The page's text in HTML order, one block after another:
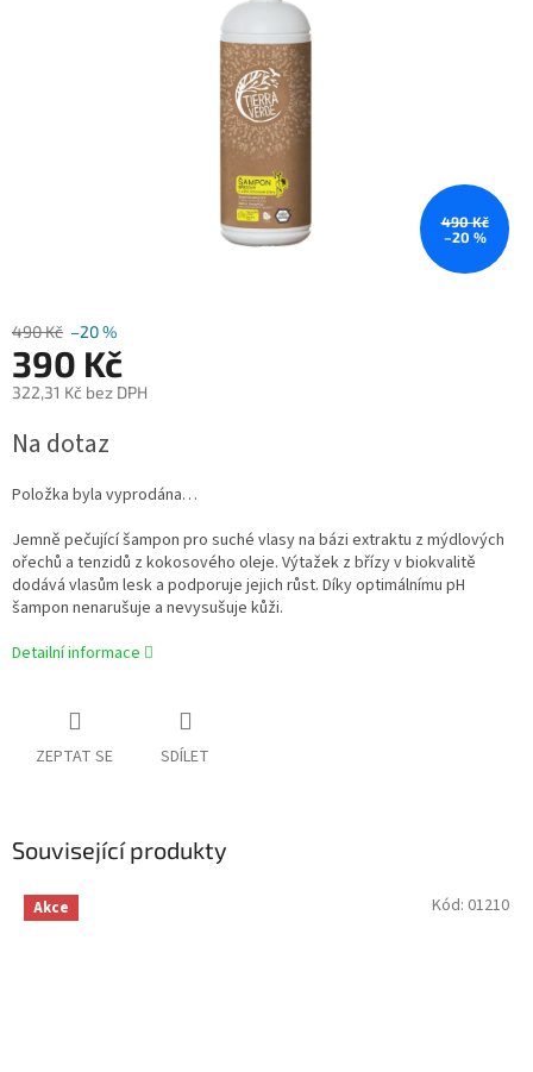
490 Kč
–20 %
490 Kč –20 %
390 Kč
322,31 Kč bez DPH
cena:
Na dotaz
Položka byla vyprodána…
Jemně pečující šampon pro suché vlasy na bázi extraktu z mýdlových
ořechů a tenzidů z kokosového oleje. Výtažek z břízy v biokvalitě
dodává vlasům lesk a podporuje jejich růst. Díky optimálnímu pH
šampon nenarušuje a nevysušuje kůži.
Detailní informace
ZEPTAT SE SDÍLET
Související produkty
Akce Kód: 01210